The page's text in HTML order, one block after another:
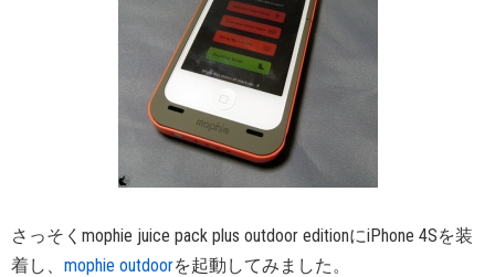
さっそくmophie juice pack plus outdoor editionにiPhone 4Sを装
着し、 mophie outdoorを起動してみました。